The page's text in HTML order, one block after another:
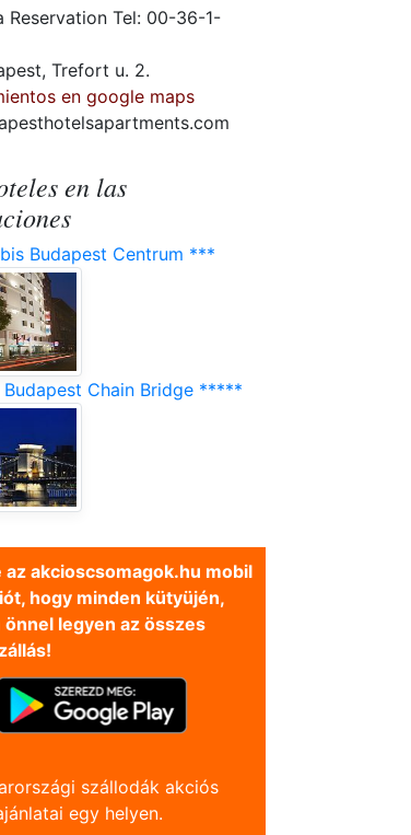
Reservation Tel: 00-36-1-
Trefort u. 2.
en google maps
en las
Budapest Centrum ***
Chain Bridge *****
az akcioscsomagok.hu mobil
hogy minden kütyüjén,
önnel legyen az összes
szállodák akciós
egy helyen.